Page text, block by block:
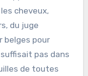
cheveux,
du juge
belges pour
pas dans
de toutes